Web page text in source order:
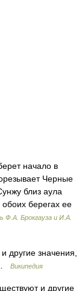
начало в
Черные
близ аула
берегах ее
Ф.А. Брокгауза и И.А.
другие значения,
Википедия
и другие